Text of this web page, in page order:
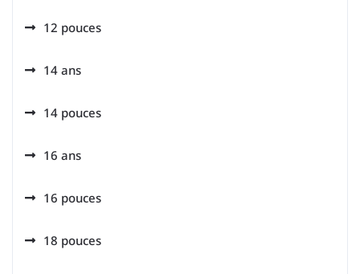
12 pouces
14 ans
14 pouces
16 ans
16 pouces
18 pouces